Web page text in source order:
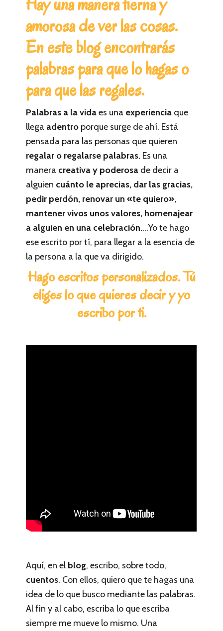
amorosa de ver las cosas.
En este blog encontrarás
palabras para que lo hagas o
para que las regales.
Palabras a la vidaes una experiencia que
llega adentro porque surge de ahí. Está
pensada para las personas que quieren
regalar o regalarse palabras. Es una
manera creativa y poderosa de decir a
alguien cuánto le aprecias, dar las gracias,
pedir perdón, renovar un «te quiero»,
mantener vivos unos valores, homenajear
a alguien en una celebración.…Yo te hago
ese escrito por tí, para llegar a la esencia de
la persona a la que va dirigido.
Hago escritos personalizados. Tú
eliges lo que quieres decir y yo
escribo por ti.
Aquí, en el blog, escribo, sobre todo,
cuentos. Con ellos, quiero que te hagas una
idea de lo que busco mediante las palabras.
Al fin y al cabo, escriba lo que escriba
siempre me mueve lo mismo. Una